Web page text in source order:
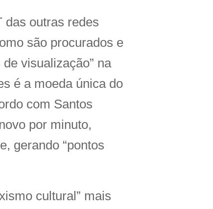
das outras redes
são procurados e
visualização” na
é a moeda única do
com Santos
por minuto,
gerando “pontos
cultural” mais